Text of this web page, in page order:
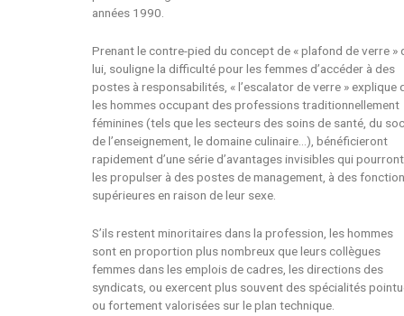
années 1990.
Prenant le contre-pied du concept de « plafond de verre »
lui, souligne la difficulté pour les femmes d’accéder à des
postes à responsabilités, « l’escalator de verre » explique
les hommes occupant des professions traditionnellement
féminines (tels que les secteurs des soins de santé, du
de l’enseignement, le domaine culinaire…), bénéficieront
rapidement d’une série d’avantages invisibles qui pourront
les propulser à des postes de management, à des
supérieures en raison de leur sexe.
S’ils restent minoritaires dans la profession, les hommes
sont en proportion plus nombreux que leurs collègues
femmes dans les emplois de cadres, les directions des
syndicats, ou exercent plus souvent des spécialités
ou fortement valorisées sur le plan technique.